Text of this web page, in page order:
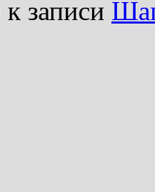
к записи